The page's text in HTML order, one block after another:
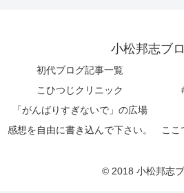
小松邦志ブ
初代ブログ記事一覧
こひつじクリニック
「がんばりすぎないで」の広場
感想を自由に書き込んで下さい。
ここ
© 2018 小松邦志